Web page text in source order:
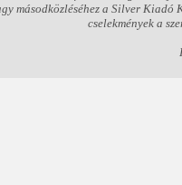
másodközléséhez a Silver
cselekmények a